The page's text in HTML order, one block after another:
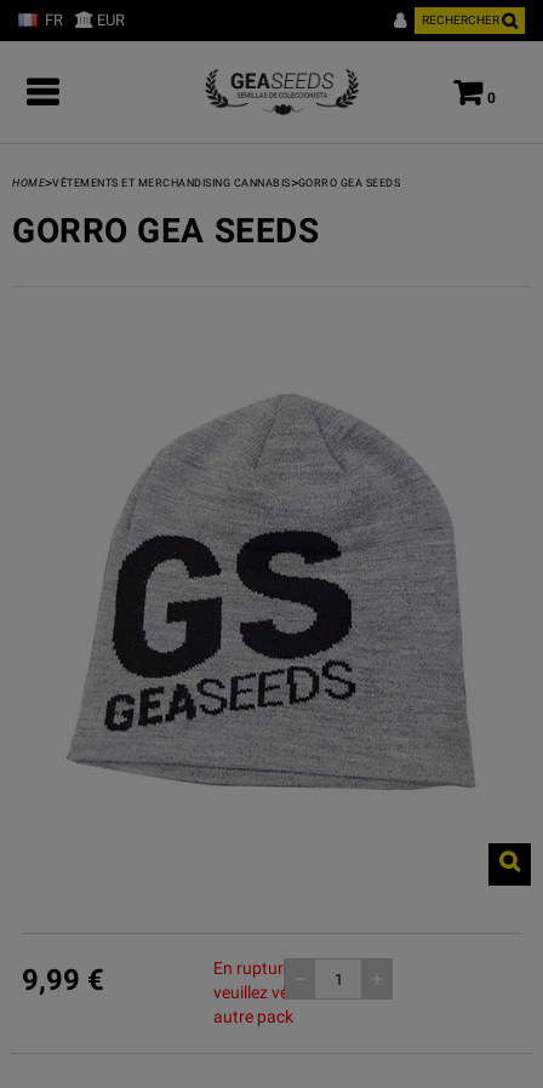
FR EUR RECHERCHER
0
HOME>VÊTEMENTS ET MERCHANDISING CANNABIS >GORRO GEA SEEDS
GORRO GEA SEEDS
9,99 € add
En rupture de stock,
veuillez vérifier un
autre pack